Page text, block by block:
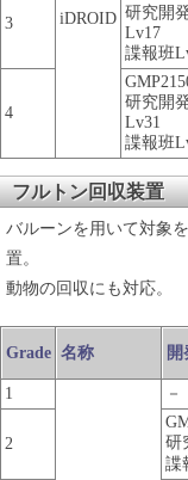
iDROID
3
研究開
Lv17
諜報班
4
研究開
Lv31
諜報班
フルトン回収装置
バルーンを用いて対象
置。
動物の回収にも対応。
Grade 名称 開
1
－
2
研
諜